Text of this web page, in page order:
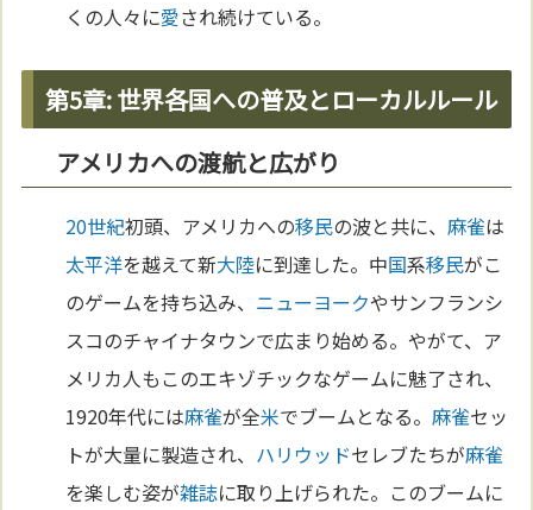
くの人々に愛され続けている。
第5章: 世界各国への普及とローカルルール
アメリカへの渡航と広がり
20世紀初頭、アメリカへの移民の波と共に、 麻雀は
太平洋を越えて新大陸に到達した。中国系移民がこ
のゲームを持ち込み、 ニューヨークやサンフランシ
スコのチャイナタウンで広まり始める。やがて、ア
メリカ人もこのエキゾチックなゲームに魅了され、
1920年代には麻雀が全米でブームとなる。 麻雀セッ
トが大量に製造され、 ハリウッドセレブたちが麻雀
を楽しむ姿が雑誌に取り上げられた。このブームに